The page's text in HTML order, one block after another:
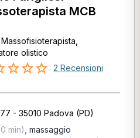
MCB
olistico
2 Recensioni
- 35010 Padova (PD)
min) massaggio